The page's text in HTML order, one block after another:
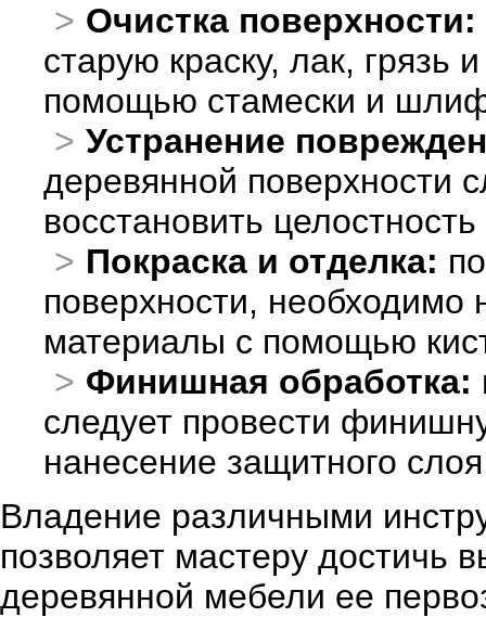
Очистка поверхности:
старую краску, лак,
помощью стамески и
Устранение
деревянной поверхности
восстановить
Покраска и отделка:
поверхности, необходимо
материалы с помощью
Финишная обработка:
следует провести
нанесение защитного
Владение различными
позволяет мастеру достичь
деревянной мебели ее